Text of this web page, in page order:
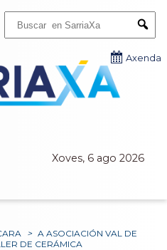
Xoves, 6 ago 2026
Axenda
> A ASOCIACIÓN VAL DE
DE CERÁMICA